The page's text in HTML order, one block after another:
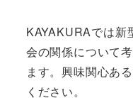
KAYAKURAでは新
会の関係について
ます。興味関心あ
ください。